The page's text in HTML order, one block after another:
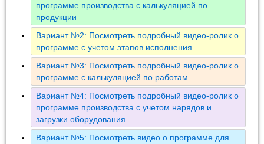
программе производства с калькуляцией по
продукции
Вариант №2: Посмотреть подробный видео-ролик о
программе с учетом этапов исполнения
Вариант №3: Посмотреть подробный видео-ролик о
программе с калькуляцией по работам
Вариант №4: Посмотреть подробный видео-ролик о
программе производства с учетом нарядов и
загрузки оборудования
Вариант №5: Посмотреть видео о программе для